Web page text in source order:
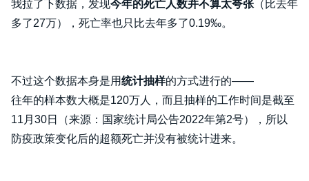
我拉了下数据，发现今年的死亡人数并不算太夸张 （比去年
多了27万），死亡率也只比去年多了0.19‰。
不过这个数据本身是用统计抽样的方式进行的——
往年的样本数大概是120万人，而且抽样的工作时间是截至
11月30日（来源：国家统计局公告2022年第2号），所以
防疫政策变化后的超额死亡并没有被统计进来。